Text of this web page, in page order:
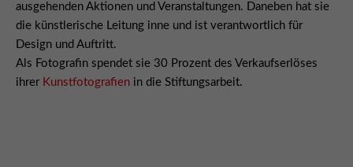
ausgehenden Aktionen und Veranstaltungen. Daneben hat sie
die künstlerische Leitung inne und ist verantwortlich für
Design und Auftritt.
Als Fotografin spendet sie 30 Prozent des Verkaufserlöses
ihrer Kunstfotografien in die Stiftungsarbeit.